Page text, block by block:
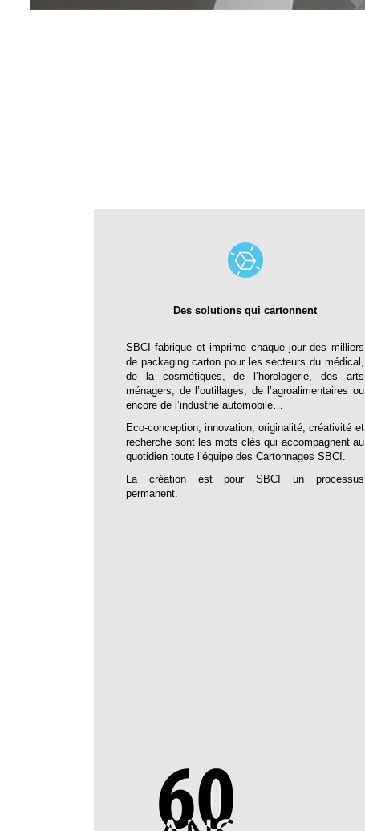
Des solutions qui cartonnent
SBCI fabrique et imprime chaque jour des milliers
de packaging carton pour les secteurs du médical,
de la cosmétiques, de l’horologerie, des arts
ménagers, de l’outillages, de l’agroalimentaires ou
encore de l’industrie automobile…
Eco-conception, innovation, originalité, créativité et
recherche sont les mots clés qui accompagnent au
quotidien toute l’équipe des Cartonnages SBCI.
La création est pour SBCI un processus
permanent.